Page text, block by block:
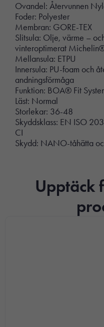
Ovandel: Återvunnen
Foder: Polyester
Membran: GORE-TEX
Slitsula: Olje, värme –
vinteroptimerat
Mellansula: ETPU
Innersula: PU-foam och
andningsförmåga
Funktion: BOA® Fit
Läst: Normal
Storlekar: 36-48
Skyddsklass: EN ISO
CI
Skydd: NANO-tåhätta
Upptäck